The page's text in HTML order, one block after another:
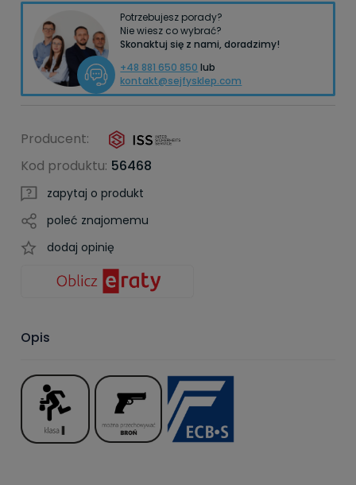
Potrzebujesz porady?
Nie wiesz co wybrać?
Skonaktuj się z nami, doradzimy!
+48 881 650 850 lub
kontakt@sejfysklep.com
Producent:
Kod produktu: 56468
zapytaj o produkt
poleć znajomemu
dodaj opinię
Opis